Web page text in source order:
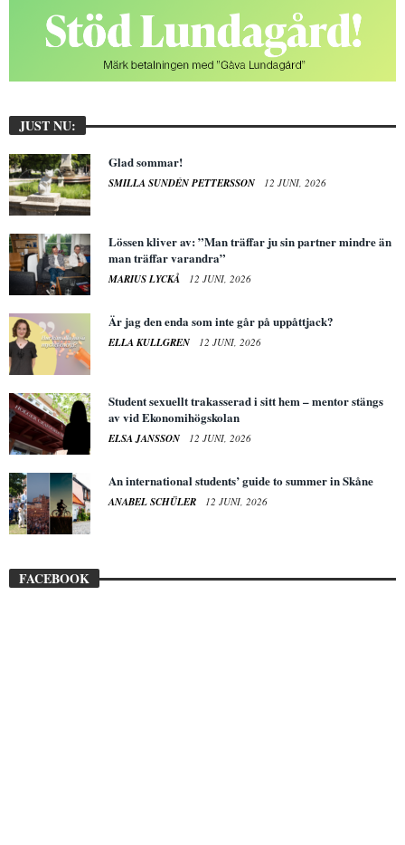
JUST NU:
Glad sommar!
SMILLA SUNDÉN PETTERSSON 12 JUNI, 2026
Lössen kliver av: ”Man träffar ju sin partner mindre än
man träffar varandra”
MARIUS LYCKÅ 12 JUNI, 2026
Är jag den enda som inte går på uppåttjack?
ELLA KULLGREN 12 JUNI, 2026
Student sexuellt trakasserad i sitt hem – mentor stängs
av vid Ekonomihögskolan
ELSA JANSSON 12 JUNI, 2026
An international students’ guide to summer in Skåne
ANABEL SCHÜLER 12 JUNI, 2026
FACEBOOK